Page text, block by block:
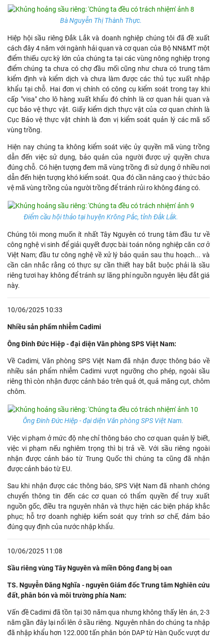
Bà Nguyễn Thị Thành Thực.
Hiệp hội sầu riêng Đắk Lắk và doanh nghiệp chúng tôi đã đề xuất
cách đây 4 năm với ngành hải quan và cơ quan của Bộ NN&MT một
điểm thiếu cực kỳ lớn của chúng ta tại các vùng nông nghiệp trọng
điểm chúng ta chưa có chợ đầu mối cũng như chưa có trung tâm
kiểm định và kiểm dịch và chưa làm được các thủ tục xuất nhập
khẩu tại chỗ. Hai đơn vị chính có công cụ kiểm soát trong tay khi
cấp "visa" cho lô hàng xuất khẩu đó chính là cơ quan hải quan và
cục bảo vệ thực vật. Giấy kiểm dịch thực vật của cơ quan chính là
Cục Bảo vệ thực vật chính là đơn vị kiểm soát quản lý các mã số
vùng trồng.
Hiện nay chúng ta không kiểm soát việc ủy quyền mã vùng trồng
dẫn đến việc sử dụng, bảo quản của người được uỷ quyền chưa
đúng chỗ. Có hiện tượng đem mã vùng trồng đi sử dụng ở nhiều nơi
dẫn đến hiện tượng khó kiểm soát. Qua đó cần nâng cao ý thức bảo
vệ mã vùng trồng của người trồng để tránh rủi ro không đáng có.
Điểm cầu hội thảo tại huyện Krông Pắc, tỉnh Đắk Lắk.
Chúng tôi mong muốn ít nhất Tây Nguyên có trung tâm đầu tư về
công nghệ vi sinh để giải quyết được bài toán nông nghiệp căn cơ ở
Việt Nam; đầu tư công nghệ về xử lý bảo quản sau thu hoạch... và
cần cân nhắc rằng có thực sự cần thiết hay bắt buộc phải là sầu
riêng tươi hay không để tránh sự lãng phí nguồn nguyên liệu đắt giá
này.
10/06/2025 10:33
Nhiều sản phẩm nhiễm Cadimi
Ông Đinh Đức Hiệp - đại diện Văn phòng SPS Việt Nam:
Về Cadimi, Văn phòng SPS Việt Nam đã nhận được thông báo về
nhiều sản phẩm nhiễm Cadimi vượt ngưỡng cho phép, ngoài sầu
riêng thì còn nhận được cảnh báo trên quả ớt, quả măng cụt, chôm
chôm.
Ông Đinh Đức Hiệp - đại diện Văn phòng SPS Việt Nam.
Việc vi phạm ở mức độ nhẹ chỉ thông báo cho cơ quan quản lý biết,
việc vi phạm nếu nghiêm trọng thì bị trả về. Với sầu riêng ngoài
nhận được cảnh báo từ Trung Quốc thì chúng ta cũng đã nhận
được cảnh báo từ EU.
Sau khi nhận được các thông báo, SPS Việt Nam đã nhanh chóng
chuyển thông tin đến các cơ quan có thẩm quyền để truy xuất
nguồn gốc, điều tra nguyên nhân và thực hiện các biện pháp khắc
phục; hỗ trợ doanh nghiệp kiểm soát quy trình sơ chế, đảm bảo
đúng quy định của nước nhập khẩu.
10/06/2025 11:08
Sầu riêng vùng Tây Nguyên và miền Đông đang bị oan
TS. Nguyễn Đăng Nghĩa - nguyên Giám đốc Trung tâm Nghiên cứu
đất, phân bón và môi trường phía Nam:
Vấn đề Cadimi đã tồn tại 30 năm qua nhưng không thấy lên án, 2-3
năm gần đây lại nổi lên ở sầu riêng. Nguyên nhân do chúng ta nhập
đã nhập khẩu hơn 122.000 tấn phân bón DAP từ Hàn Quốc vượt dư